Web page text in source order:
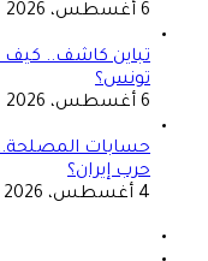
6 أغسطس، 2026
تباين كاشف.. كيف
تونس؟
6 أغسطس، 2026
حسابات المصلحة..
حرب إيران؟
4 أغسطس، 2026